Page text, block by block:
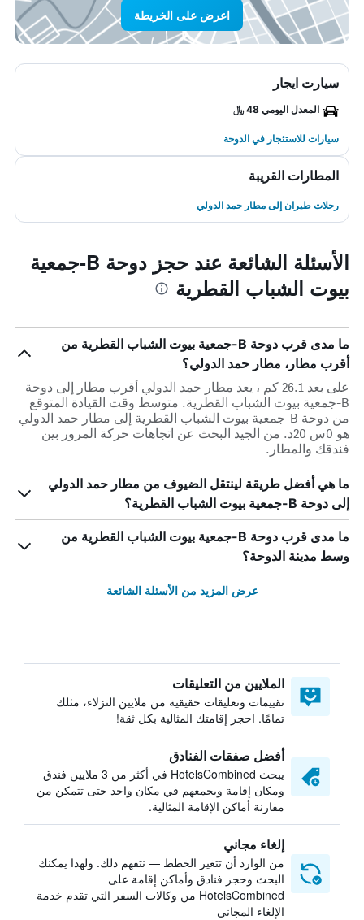
اعرض على الخريطة
سيارت ايجار
المعدل اليومي 48 ﷼
سيارات للاستئجار في الدوحة
المطارات القريبة
رحلات طيران إلى مطار حمد الدولي
الأسئلة الشائعة عند حجز دوحة B-جمعية
بيوت الشباب القطرية
ما مدى قرب دوحة B-جمعية بيوت الشباب القطرية من
أقرب مطار، مطار حمد الدولي؟
على بعد 26.1 كم ، يعد مطار حمد الدولي أقرب مطار إلى دوحة
B-جمعية بيوت الشباب القطرية. متوسط وقت القيادة المتوقع
من دوحة B-جمعية بيوت الشباب القطرية إلى مطار حمد الدولي
هو 0س 20د. من الجيد البحث عن اتجاهات حركة المرور بين
فندقك والمطار.
ما هي أفضل طريقة لينتقل الضيوف من مطار حمد الدولي
إلى دوحة B-جمعية بيوت الشباب القطرية؟
ما مدى قرب دوحة B-جمعية بيوت الشباب القطرية من
وسط مدينة الدوحة؟
عرض المزيد من الأسئلة الشائعة
الملايين من التعليقات
تقييمات وتعليقات حقيقية من ملايين النزلاء، مثلك
تمامًا. احجز إقامتك المثالية بكل ثقة!
أفضل صفقات الفنادق
يبحث HotelsCombined في أكثر من 3 ملايين فندق
ومكان إقامة ويجمعهم في مكان واحد حتى تتمكن من
مقارنة أماكن الإقامة المثالية.
إلغاء مجاني
من الوارد أن تتغير الخطط — نتفهم ذلك. ولهذا يمكنك
البحث وحجز فنادق وأماكن إقامة على
HotelsCombined من وكالات السفر التي تقدم خدمة
الإلغاء المجاني